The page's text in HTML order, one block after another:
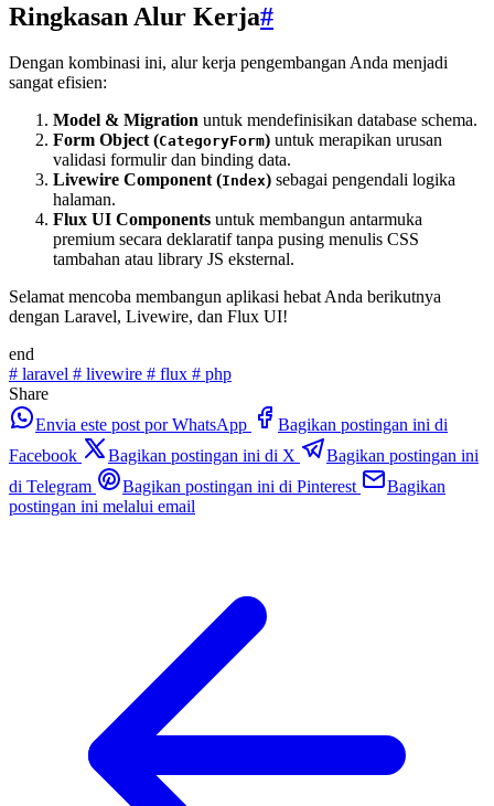
Ringkasan Alur Kerja#
Dengan kombinasi ini, alur kerja pengembangan Anda menjadi
sangat efisien:
Model & Migration untuk mendefinisikan database schema.
Form Object (CategoryForm) untuk merapikan urusan
validasi formulir dan binding data.
Livewire Component (Index) sebagai pengendali logika
halaman.
Flux UI Components untuk membangun antarmuka
premium secara deklaratif tanpa pusing menulis CSS
tambahan atau library JS eksternal.
Selamat mencoba membangun aplikasi hebat Anda berikutnya
dengan Laravel, Livewire, dan Flux UI!
end
# laravel # livewire # flux # php
Share
Envia este post por WhatsApp
Bagikan postingan ini di
Facebook
Bagikan postingan ini di X
Bagikan postingan ini
di Telegram
Bagikan postingan ini di Pinterest
Bagikan
postingan ini melalui email